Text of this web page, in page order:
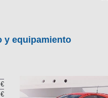
y equipamiento